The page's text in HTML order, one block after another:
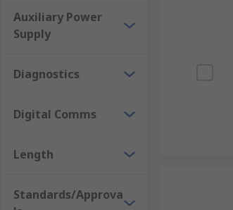
Auxiliary Power
Supply
Diagnostics
Digital Comms
Length
Standards/Approva